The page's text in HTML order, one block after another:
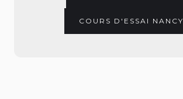
COURS D'ESSAI NANCY